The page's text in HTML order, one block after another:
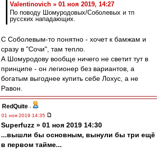
Valentinovich » 01 ноя 2019, 14:27
По поводу Шомуродовых/Соболевых и тп
русских нападающих.
С Соболевым-то понятно - хочет к бамжам и
сразу в "Сочи", там тепло.
А Шомуродову вообще ничего не светит тут в
принципе - он легионер без вариантов, а
богатым выгоднее купить себе Лохус, а не
Равон.
RedQuite -
01 ноя 2019 14:35
Superfuzz » 01 ноя 2019 14:30
...вышли бы основным, вынули бы три ещё
в первом тайме...